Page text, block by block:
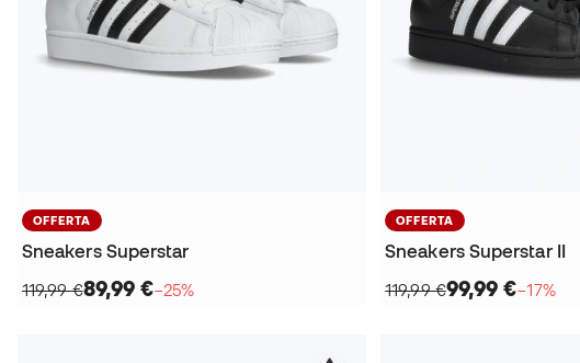
OFFERTA
Sneakers Superstar
119,99 €89,99 €−25%
OFFERTA
Sneakers Superstar II
119,99 €99,99 €−17%